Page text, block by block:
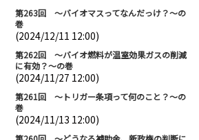
第263回 ～バイオマスってなんだっけ？～の
巻
(2024/12/11 12:00)
第262回 ～バイオ燃料が温室効果ガスの削減
に有効？～の巻
(2024/11/27 12:00)
第261回 ～トリガー条項って何のこと？～の
巻
(2024/11/13 12:00)